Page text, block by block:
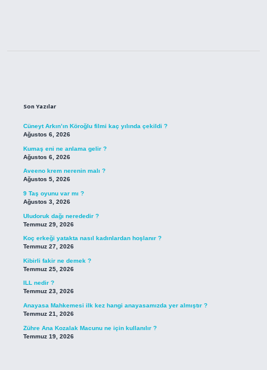
Son Yazılar
Cüneyt Arkın’ın Köroğlu filmi kaç yılında çekildi ?
Ağustos 6, 2026
Kumaş eni ne anlama gelir ?
Ağustos 6, 2026
Aveeno krem nerenin malı ?
Ağustos 5, 2026
9 Taş oyunu var mı ?
Ağustos 3, 2026
Uludoruk dağı nerededir ?
Temmuz 29, 2026
Koç erkeği yatakta nasıl kadınlardan hoşlanır ?
Temmuz 27, 2026
Kibirli fakir ne demek ?
Temmuz 25, 2026
ILL nedir ?
Temmuz 23, 2026
Anayasa Mahkemesi ilk kez hangi anayasamızda yer almıştır ?
Temmuz 21, 2026
Zühre Ana Kozalak Macunu ne için kullanılır ?
Temmuz 19, 2026